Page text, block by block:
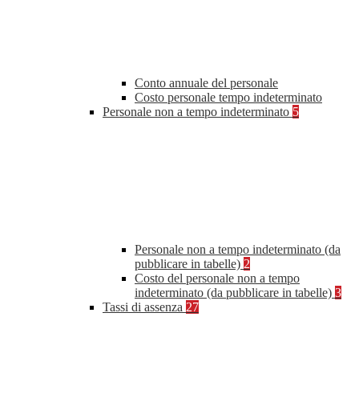
Conto annuale del personale
Costo personale tempo indeterminato
Personale non a tempo indeterminato 5
Personale non a tempo indeterminato (da
pubblicare in tabelle) 2
Costo del personale non a tempo
indeterminato (da pubblicare in tabelle) 3
Tassi di assenza 27